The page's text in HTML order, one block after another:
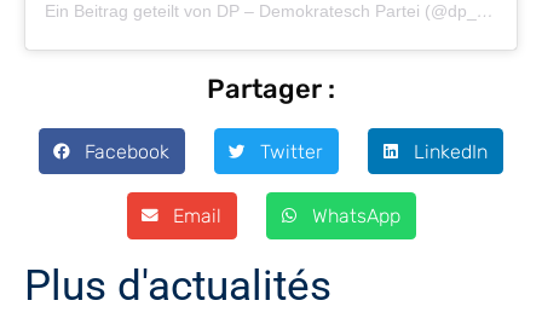
Ein Beitrag geteilt von DP – Demokratesch Partei (@dp_demokratesch_partei)
Partager :
Facebook Twitter LinkedIn
Email WhatsApp
Plus d'actualités